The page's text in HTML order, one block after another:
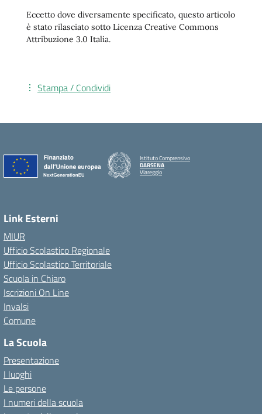
Eccetto dove diversamente specificato, questo articolo
è stato rilasciato sotto Licenza Creative Commons
Attribuzione 3.0 Italia.
Stampa / Condividi
Istituto Comprensivo
DARSENA
Viareggio
Link Esterni
MIUR
Ufficio Scolastico Regionale
Ufficio Scolastico Territoriale
Scuola in Chiaro
Iscrizioni On Line
Invalsi
Comune
La Scuola
Presentazione
I luoghi
Le persone
I numeri della scuola